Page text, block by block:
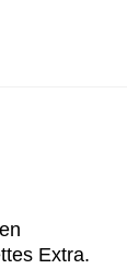
Extra.